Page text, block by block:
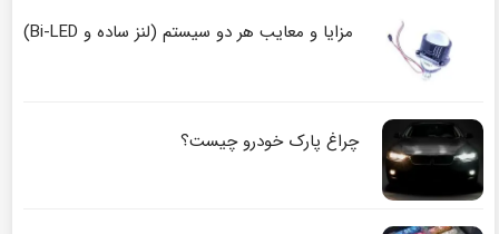
مزایا و معایب هر دو سیستم (لنز ساده و Bi-LED)
چراغ پارک خودرو چیست؟